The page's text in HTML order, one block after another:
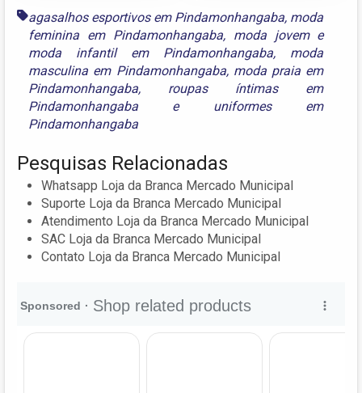
agasalhos esportivos em Pindamonhangaba, moda
feminina em Pindamonhangaba, moda jovem e
moda infantil em Pindamonhangaba, moda
masculina em Pindamonhangaba, moda praia em
Pindamonhangaba, roupas íntimas em
Pindamonhangaba e uniformes em
Pindamonhangaba
Pesquisas Relacionadas
Whatsapp Loja da Branca Mercado Municipal
Suporte Loja da Branca Mercado Municipal
Atendimento Loja da Branca Mercado Municipal
SAC Loja da Branca Mercado Municipal
Contato Loja da Branca Mercado Municipal